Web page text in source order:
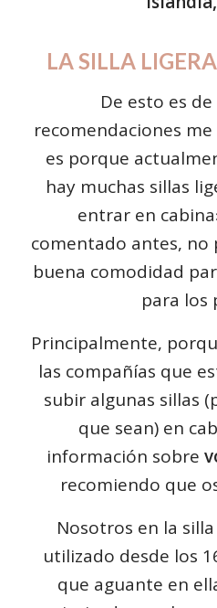
LA SILLA
De esto es
recomendaciones
es porque
hay muchas sillas
entrar en
comentado antes, no
buena comodidad
para los
Principalmente,
las compañías que
subir algunas sillas
que sean) en
información sobre
recomiendo que
Nosotros en la
utilizado desde los
que aguante en